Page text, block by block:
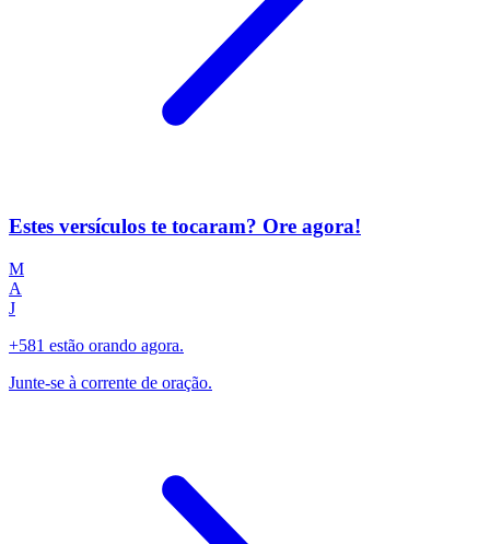
Estes versículos te tocaram? Ore agora!
M
A
J
+581 estão orando agora.
Junte-se à corrente de oração.